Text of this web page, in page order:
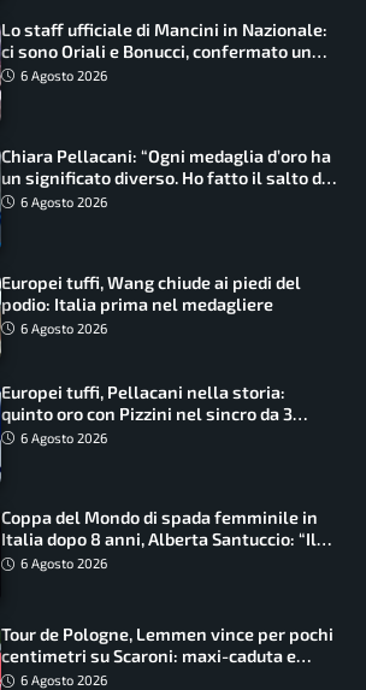
Lo staff ufficiale di Mancini in Nazionale:
ci sono Oriali e Bonucci, confermato un
ritorno
6 Agosto 2026
Chiara Pellacani: “Ogni medaglia d’oro ha
un significato diverso. Ho fatto il salto di
qualità”
6 Agosto 2026
Europei tuffi, Wang chiude ai piedi del
podio: Italia prima nel medagliere
6 Agosto 2026
Europei tuffi, Pellacani nella storia:
quinto oro con Pizzini nel sincro da 3
metri
6 Agosto 2026
Coppa del Mondo di spada femminile in
Italia dopo 8 anni, Alberta Santuccio: “Il
lavoro dà sempre i suoi frutti”
6 Agosto 2026
Tour de Pologne, Lemmen vince per pochi
centimetri su Scaroni: maxi-caduta e
tappa accorciata
6 Agosto 2026